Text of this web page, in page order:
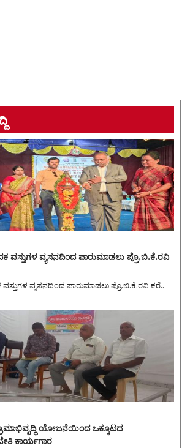
ವಸ್ತುಗಳ ವ್ಯಸನದಿಂದ ಪಾರುಮಾಡಲು ಪ್ರೊ.ಬಿ.ಕೆ.ರವಿ
ವ್ಯಸನದಿಂದ ಪಾರುಮಾಡಲು ಪ್ರೊ.ಬಿ.ಕೆ.ರವಿ ಕರೆ..
ಗ್ರಾಮಾಭಿವೃದ್ಧಿ ಯೋಜನೆಯಿಂದ ಒಕ್ಕೂಟದ
ಕಾರ್ಯಗಾರ